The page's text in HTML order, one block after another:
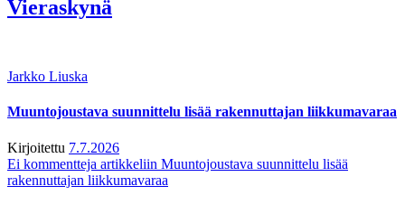
Vieraskynä
Jarkko Liuska
Muuntojoustava suunnittelu lisää rakennuttajan liikkumavaraa
Kirjoitettu 7.7.2026
Ei kommentteja artikkeliin Muuntojoustava suunnittelu lisää
rakennuttajan liikkumavaraa